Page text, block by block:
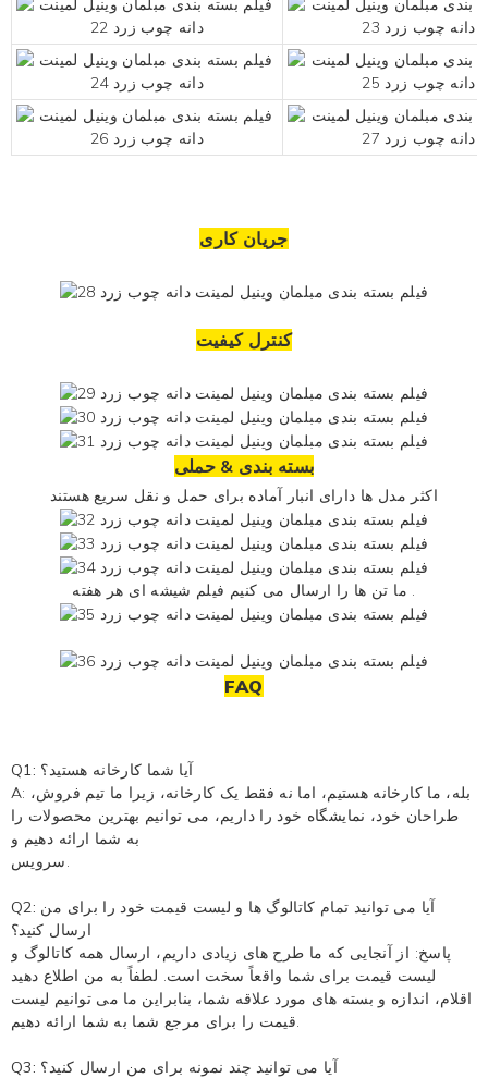
جریان کاری
کنترل کیفیت
بسته بندی & حملی
اکثر مدل ها دارای انبار آماده برای حمل و نقل سریع هستند
ما تن ها را ارسال می کنیم فیلم شیشه ای هر هفته .
FAQ
Q1: آیا شما کارخانه هستید؟
A: بله، ما کارخانه هستیم، اما نه فقط یک کارخانه، زیرا ما تیم فروش،
طراحان خود، نمایشگاه خود را داریم، می توانیم بهترین محصولات را
به شما ارائه دهیم و
سرویس.
Q2: آیا می توانید تمام کاتالوگ ها و لیست قیمت خود را برای من
ارسال کنید؟
پاسخ: از آنجایی که ما طرح های زیادی داریم، ارسال همه کاتالوگ و
لیست قیمت برای شما واقعاً سخت است. لطفاً به من اطلاع دهید
اقلام، اندازه و بسته های مورد علاقه شما، بنابراین ما می توانیم لیست
قیمت را برای مرجع شما به شما ارائه دهیم.
Q3: آیا می توانید چند نمونه برای من ارسال کنید؟